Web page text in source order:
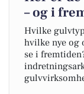
– og i
Hvilke
hvilke nye og
se i